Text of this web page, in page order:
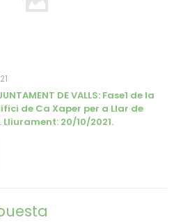
DE VALLS: Fase1 de la
de Ca Xaper per a Llar de
20/10/2021.